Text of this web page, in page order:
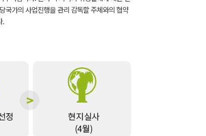
국가의 사업진행을 관리 감독할 주체와의 협약
.